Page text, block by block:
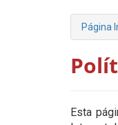
Página
Esta